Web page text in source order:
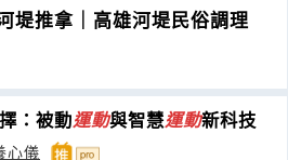
堤推拿｜高雄河堤民俗調理
：被動運動與智慧運動新科技
心儀